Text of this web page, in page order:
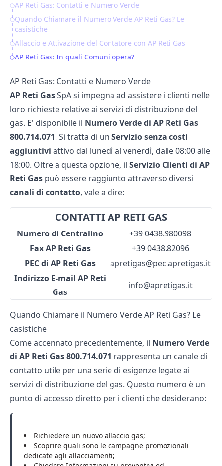
Table of Contents
AP Reti Gas: Contatti e Numero Verde
Quando Chiamare il Numero Verde AP Reti Gas? Le
casistiche
Allaccio e Attivazione del Contatore con AP Reti Gas
AP Reti Gas: In quali Comuni opera?
AP Reti Gas: Contatti e Numero Verde
AP Reti GasSpA si impegna ad assistere i clienti nelle
loro richieste relative ai servizi di distribuzione del
gas. E' disponibile il Numero Verde di AP Reti Gas
800.714.071. Si tratta di un Servizio senza costi
aggiuntivi attivo dal lunedì al venerdì, dalle 08:00 alle
18:00. Oltre a questa opzione, il Servizio Clienti di AP
Reti Gas può essere raggiunto attraverso diversi
canali di contatto, vale a dire:
CONTATTI AP RETI GAS
Numero di Centralino
+39 0438.980098
Fax AP Reti Gas
+39 0438.82096
PEC di AP Reti Gas
apretigas@pec.apretigas.it
Indirizzo E-mail AP Reti
Gas
info@apretigas.it
Quando Chiamare il Numero Verde AP Reti Gas? Le
casistiche
Come accennato precedentemente, il Numero Verde
di AP Reti Gas 800.714.071 rappresenta un canale di
contatto utile per una serie di esigenze legate ai
servizi di distribuzione del gas. Questo numero è un
punto di accesso diretto per i clienti che desiderano:
Richiedere un nuovo allaccio gas;
Scoprire quali sono le campagne promozionali
dedicate agli allacciamenti;